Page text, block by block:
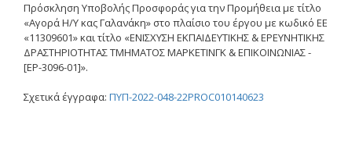
Οδηγός Διαχείρισης
(ιστορικό αρχείο)
Δημοσιότητα
Logos - Funding
Πρόσκληση Υποβολής Προσφοράς για την Προμήθεια με τίτλο
«Αγορά Η/Υ κας Γαλανάκη» στο πλαίσιο του έργου με κωδικό ΕΕ
«11309601» και τίτλο «ΕΝΙΣΧΥΣΗ ΕΚΠΑΙΔΕΥΤΙΚΗΣ & ΕΡΕΥΝΗΤΙΚΗΣ
ΔΡΑΣΤΗΡΙΟΤΗΤΑΣ ΤΜΗΜΑΤΟΣ ΜΑΡΚΕΤΙΝΓΚ & ΕΠΙΚΟΙΝΩΝΙΑΣ -
[ΕΡ-3096-01]».
Σχετικά έγγραφα: ΠΥΠ-2022-048-22PROC010140623